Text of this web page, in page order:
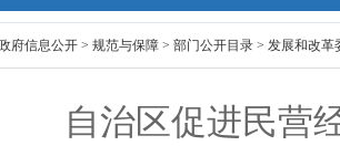
府信息公开 > 规范与保障 > 部门公开目录 > 发展和改革
自治区促进民营